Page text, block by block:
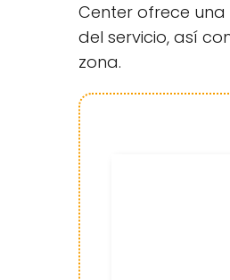
Center ofrece
del servicio, así
zona.